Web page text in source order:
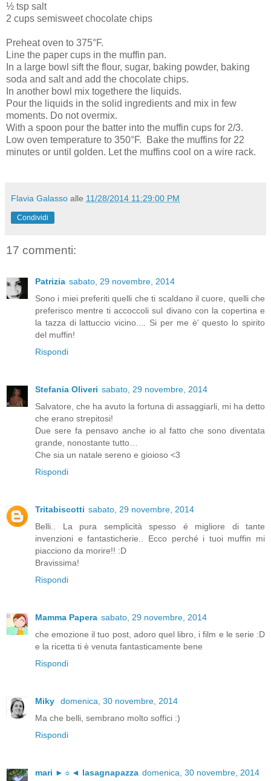
½ tsp salt
2 cups semisweet chocolate chips
Preheat oven to 375°F.
Line the paper cups in the muffin pan.
In a large bowl sift the flour, sugar, baking powder, baking
soda and salt and add the chocolate chips.
In another bowl mix togethere the liquids.
Pour the liquids in the solid ingredients and mix in few
moments. Do not overmix.
With a spoon pour the batter into the muffin cups for 2/3.
Low oven temperature to 350°F.
Bake the muffins for 22
minutes or until golden. Let the muffins cool on a wire rack.
Flavia Galasso alle 11/28/2014 11:29:00 PM
Condividi
17 commenti:
Patrizia sabato, 29 novembre, 2014
Sono i miei preferiti quelli che ti scaldano il cuore, quelli che
preferisco mentre ti accoccoli sul divano con la copertina e
la tazza di lattuccio vicino.... Si per me è' questo lo spirito
del muffin!
Rispondi
Stefania Oliveri sabato, 29 novembre, 2014
Salvatore, che ha avuto la fortuna di assaggiarli, mi ha detto
che erano strepitosi!
Due sere fa pensavo anche io al fatto che sono diventata
grande, nonostante tutto…
Che sia un natale sereno e gioioso <3
Rispondi
Tritabiscotti sabato, 29 novembre, 2014
Belli.. La pura semplicità spesso é migliore di tante
invenzioni e fantasticherie.. Ecco perché i tuoi muffin mi
piacciono da morire!! :D
Bravissima!
Rispondi
Mamma Papera sabato, 29 novembre, 2014
che emozione il tuo post, adoro quel libro, i film e le serie :D
e la ricetta ti è venuta fantasticamente bene
Rispondi
Miky
domenica, 30 novembre, 2014
Ma che belli, sembrano molto soffici :)
Rispondi
mari ►☼◄ lasagnapazza domenica, 30 novembre, 2014